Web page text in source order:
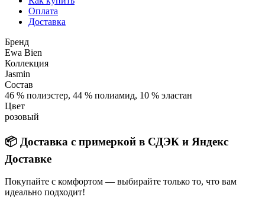
Оплата
Доставка
Бренд
Ewa Bien
Коллекция
Jasmin
Состав
46 % полиэстер, 44 % полиамид, 10 % эластан
Цвет
розовый
📦 Доставка с примеркой в СДЭК и Яндекс
Доставке
Покупайте с комфортом — выбирайте только то, что вам
идеально подходит!